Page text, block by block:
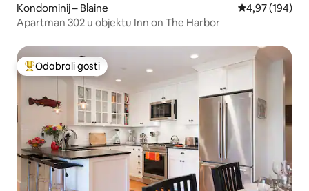
Kondominij – Blaine Prosječna
4,97 (194)
Apartman 302 u objektu Inn on The Harbor
Među najviše rangiranima s oznakom „Odabrali gosti”
Odabrali gosti